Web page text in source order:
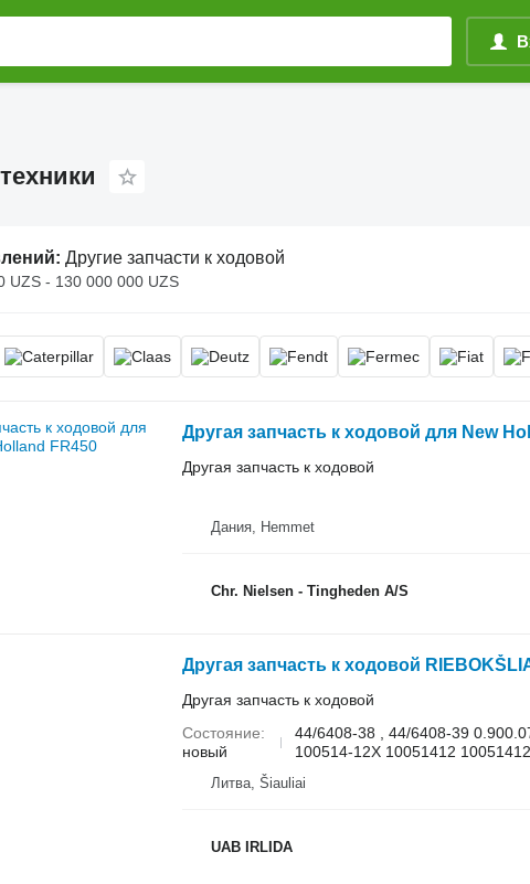
Другие запчасти к ходовой
UZS - 130 000 000 UZS
Другая запчасть к ходовой для New
Другая запчасть к ходовой
Дания, Hemmet
Chr. Nielsen - Tingheden A/S
Другая запчасть к ходовой
Другая запчасть к ходовой
Состояние
новый
44/6408-38 , 44/6408-39
100514-12X 10051412
Литва, Šiauliai
UAB IRLIDA